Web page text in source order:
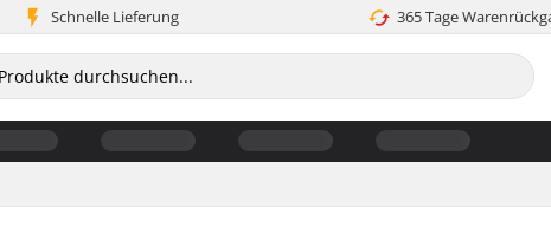
Schnelle Lieferung 365 Tage